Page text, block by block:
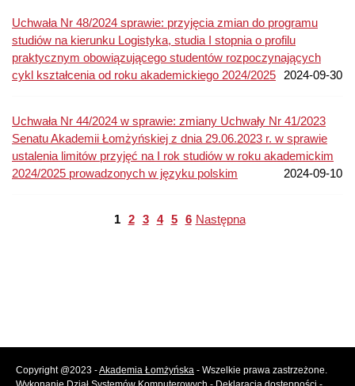
Uchwała Nr 48/2024 sprawie: przyjęcia zmian do programu
studiów na kierunku Logistyka, studia I stopnia o profilu
praktycznym obowiązującego studentów rozpoczynających
cykl kształcenia od roku akademickiego 2024/2025
2024-09-30
Uchwała Nr 44/2024 w sprawie: zmiany Uchwały Nr 41/2023
Senatu Akademii Łomżyńskiej z dnia 29.06.2023 r. w sprawie
ustalenia limitów przyjęć na I rok studiów w roku akademickim
2024/2025 prowadzonych w języku polskim
2024-09-10
1 2 3 4 5 6 Następna
Copyright @2023 -Akademia Łomżyńska - Wszelkie prawa zastrzeżone.